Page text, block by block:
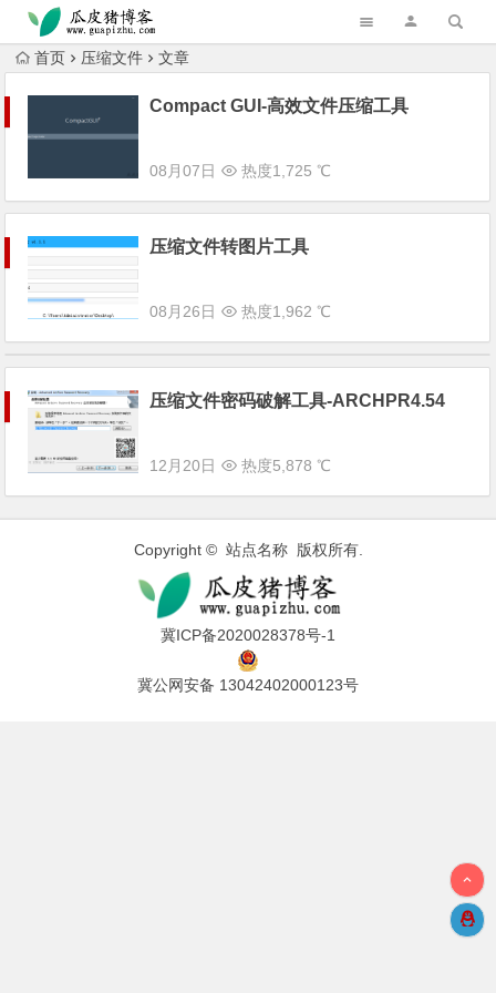
跳转到主内容
首页 压缩文件 文章
Compact GUI-高效文件压缩工具
08月07日 热度1,725 ℃
压缩文件转图片工具
08月26日 热度1,962 ℃
压缩文件密码破解工具-ARCHPR4.54
12月20日 热度5,878 ℃
Copyright © 站点名称 版权所有.
冀ICP备2020028378号-1
冀公网安备 13042402000123号